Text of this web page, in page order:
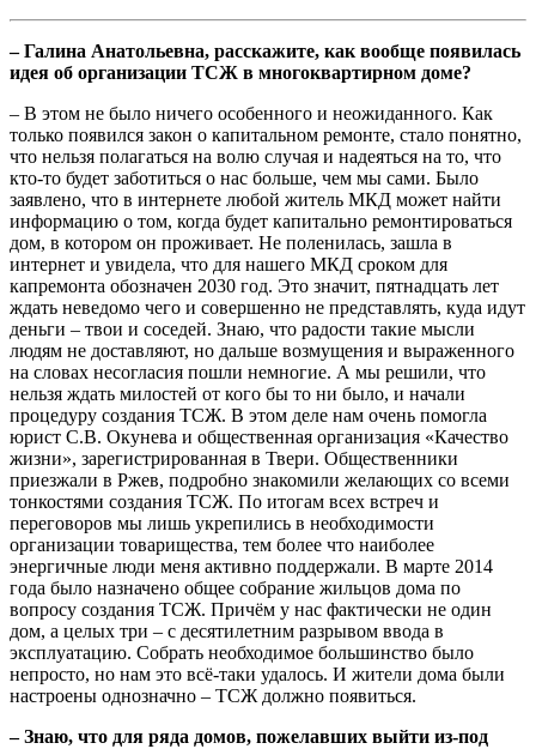
– Галина Анатольевна, расскажите, как вообще появилась
идея об организации ТСЖ в многоквартирном доме?
– В этом не было ничего особенного и неожиданного. Как
только появился закон о капитальном ремонте, стало понятно,
что нельзя полагаться на волю случая и надеяться на то, что
кто-то будет заботиться о нас больше, чем мы сами. Было
заявлено, что в интернете любой житель МКД может найти
информацию о том, когда будет капитально ремонтироваться
дом, в котором он проживает. Не поленилась, зашла в
интернет и увидела, что для нашего МКД сроком для
капремонта обозначен 2030 год. Это значит, пятнадцать лет
ждать неведомо чего и совершенно не представлять, куда идут
деньги – твои и соседей. Знаю, что радости такие мысли
людям не доставляют, но дальше возмущения и выраженного
на словах несогласия пошли немногие. А мы решили, что
нельзя ждать милостей от кого бы то ни было, и начали
процедуру создания ТСЖ. В этом деле нам очень помогла
юрист С.В. Окунева и общественная организация «Качество
жизни», зарегистрированная в Твери. Общественники
приезжали в Ржев, подробно знакомили желающих со всеми
тонкостями создания ТСЖ. По итогам всех встреч и
переговоров мы лишь укрепились в необходимости
организации товарищества, тем более что наиболее
энергичные люди меня активно поддержали. В марте 2014
года было назначено общее собрание жильцов дома по
вопросу создания ТСЖ. Причём у нас фактически не один
дом, а целых три – с десятилетним разрывом ввода в
эксплуатацию. Собрать необходимое большинство было
непросто, но нам это всё-таки удалось. И жители дома были
настроены однозначно – ТСЖ должно появиться.
– Знаю, что для ряда домов, пожелавших выйти из-под